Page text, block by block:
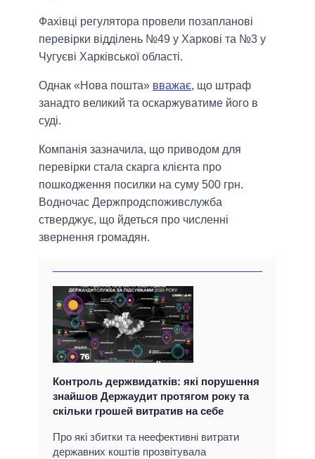
Фахівці регулятора провели позапланові
перевірки відділень №49 у Харкові та №3 у
Чугуєві Харківської області.
Однак «Нова пошта» вважає, що штраф
занадто великий та оскаржуватиме його в
суді.
Компанія зазначила, що приводом для
перевірки стала скарга клієнта про
пошкодження посилки на суму 500 грн.
Водночас Держпродспоживслужба
стверджує, що йдеться про численні
звернення громадян.
Контроль держвидатків: які порушення
знайшов Держаудит протягом року та
скільки грошей витратив на себе
Про які збитки та неефективні витрати
державних коштів прозвітувала